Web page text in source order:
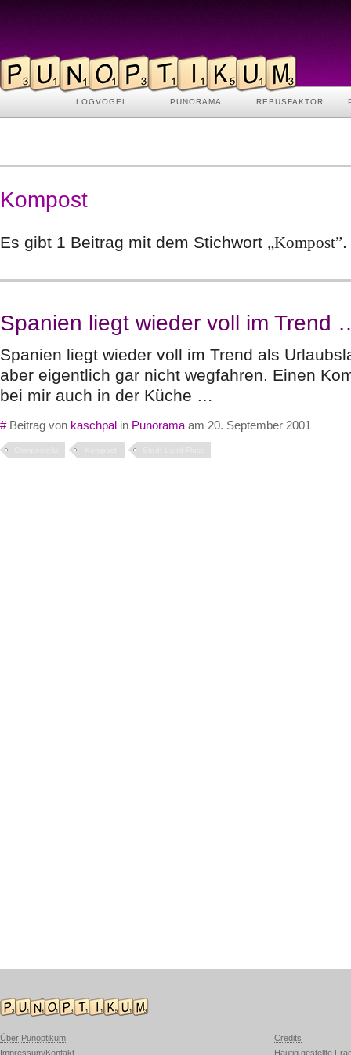
LOGVOGEL PUNORAMA REBUSFAKTOR
Kompost
Es gibt 1 Beitrag mit dem Stichwort „Kompost”.
Spanien liegt wieder voll im Trend
Spanien liegt wieder voll im Trend als
aber eigentlich gar nicht wegfahren. Einen
bei mir auch in der Küche …
#Beitrag von kaschpal in Punorama am 20. September 2001
Über Punoptikum
Impressum/Kontakt
Credits
Häufig gestellte